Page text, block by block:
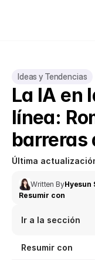
Ideas y Tendencias
La IA en
línea:
barreras
Última
Written ByHyesun
Resumir con
Ir a la sección
Resumir con